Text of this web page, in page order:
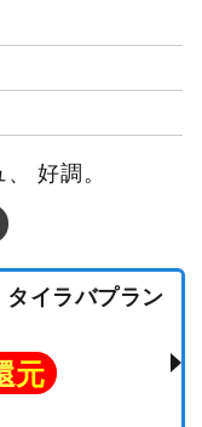
好調。
イラバプラン
元